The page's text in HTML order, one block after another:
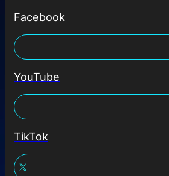
Facebook
YouTube
TikTok